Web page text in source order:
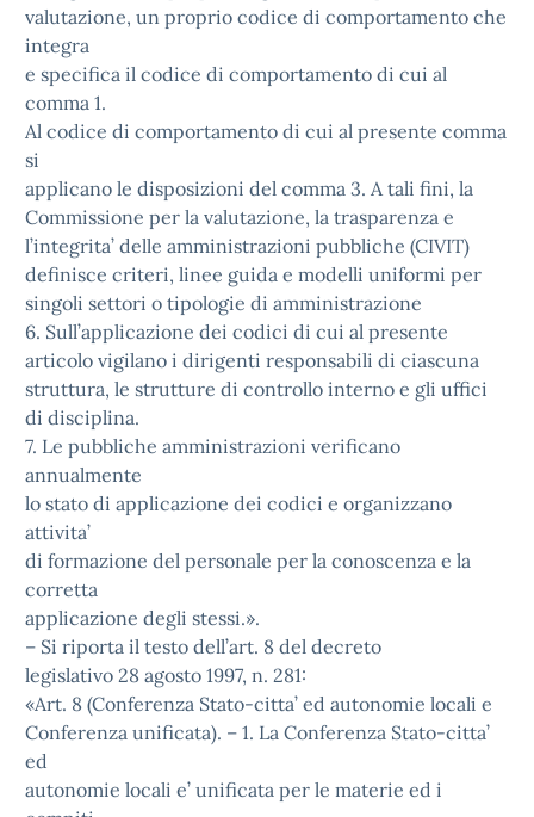
valutazione, un proprio codice di comportamento che
integra
e specifica il codice di comportamento di cui al
comma 1.
Al codice di comportamento di cui al presente comma
si
applicano le disposizioni del comma 3. A tali fini, la
Commissione per la valutazione, la trasparenza e
l’integrita’ delle amministrazioni pubbliche (CIVIT)
definisce criteri, linee guida e modelli uniformi per
singoli settori o tipologie di amministrazione
6. Sull’applicazione dei codici di cui al presente
articolo vigilano i dirigenti responsabili di ciascuna
struttura, le strutture di controllo interno e gli uffici
di disciplina.
7. Le pubbliche amministrazioni verificano
annualmente
lo stato di applicazione dei codici e organizzano
attivita’
di formazione del personale per la conoscenza e la
corretta
applicazione degli stessi.».
– Si riporta il testo dell’art. 8 del decreto
legislativo 28 agosto 1997, n. 281:
«Art. 8 (Conferenza Stato-citta’ ed autonomie locali e
Conferenza unificata). – 1. La Conferenza Stato-citta’
ed
autonomie locali e’ unificata per le materie ed i